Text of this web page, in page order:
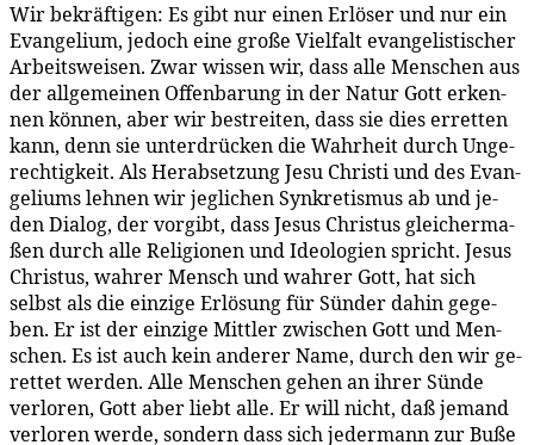
Wir be­kräf­ti­gen: Es gibt nur ei­nen Er­lö­ser und nur ein
Evan­ge­li­um, je­doch ei­ne gro­ße Viel­falt evan­ge­lis­ti­scher
Ar­beits­wei­sen. Zwar wis­sen wir, dass al­le Men­schen aus
der all­ge­mei­nen Of­fen­ba­rung in der Na­tur Gott er­ken­
nen kön­nen, aber wir be­strei­ten, dass sie dies er­ret­ten
kann, denn sie un­ter­drü­cken die Wahr­heit durch Un­ge­
rech­tig­keit. Als Her­ab­set­zung Je­su Chris­ti und des Evan­
ge­li­ums leh­nen wir jeg­li­chen Syn­kre­tis­mus ab und je­
den Dia­log, der vor­gibt, dass Je­sus Chris­tus glei­cher­ma­
ßen durch al­le Re­li­gio­nen und Ideo­lo­gien spricht. Je­sus
Chris­tus, wah­rer Mensch und wah­rer Gott, hat sich
selbst als die ein­zi­ge Er­lö­sung für Sün­der da­hin ge­ge­
ben. Er ist der ein­zi­ge Mitt­ler zwi­schen Gott und Men­
schen. Es ist auch kein an­de­rer Na­me, durch den wir ge­
ret­tet wer­den. Al­le Men­schen ge­hen an ih­rer Sün­de
ver­lo­ren, Gott aber liebt al­le. Er will nicht, daß je­mand
ver­lo­ren wer­de, son­dern dass sich je­der­mann zur Bu­ße